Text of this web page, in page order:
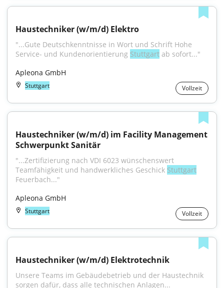
Haustechniker (w/m/d) Elektro
"...Gute Deutschkenntnisse in Wort und Schrift Hohe
Service- und Kundenorientierung Stuttgart ab sofort..."
Apleona GmbH
Stuttgart Vollzeit
Haustechniker (w/m/d) im Facility Management
Schwerpunkt Sanitär
"...Zertifizierung nach VDI 6023 wünschenswert
Teamfähigkeit und handwerkliches Geschick Stuttgart
Feuerbach..."
Apleona GmbH
Stuttgart Vollzeit
Haustechniker (w/m/d) Elektrotechnik
Unsere Teams im Gebäudebetrieb und der Haustechnik
sorgen dafür, dass alle technischen Anlagen...